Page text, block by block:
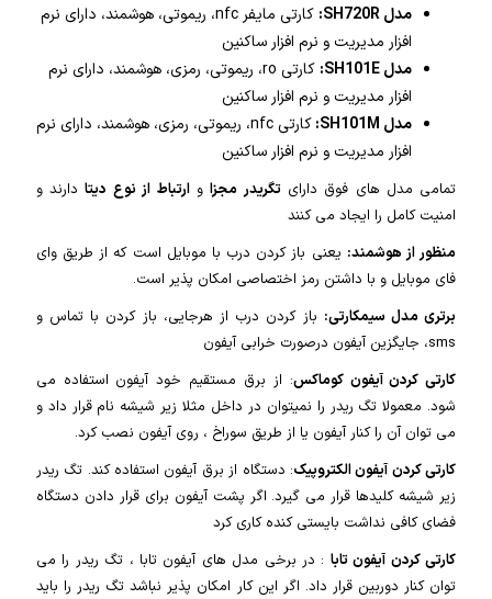
مدل SH720R:
کارتی مایفر nfc، ریموتی، هوشمند، دارای نرم
افزار مدیریت و نرم افزار ساکنین
مدل SH101E:
کارتی ro، ریموتی، رمزی، هوشمند، دارای نرم
افزار مدیریت و نرم افزار ساکنین
مدل SH101M:
کارتی nfc، ریموتی، رمزی، هوشمند، دارای نرم
افزار مدیریت و نرم افزار ساکنین
تمامی مدل های فوق دارایتگریدر مجزاوارتباط از نوع دیتادارند و
امنیت کامل را ایجاد می کنند
منظور از هوشمند: یعنی باز کردن درب با موبایل است که از طریق وای
فای موبایل و با داشتن رمز اختصاصی امکان پذیر است.
برتری مدل سیمکارتی: باز کردن درب از هرجایی، باز کردن با تماس و
sms، جایگزین آیفون درصورت خرابی آیفون
کارتی کردن آیفون کوماکس: از برق مستقیم خود آیفون استفاده می
شود. معمولا تگ ریدر را نمیتوان در داخل مثلا زیر شیشه نام قرار داد و
می توان آن را کنار آیفون یا از طریق سوراخ ، روی آیفون نصب کرد.
کارتی کردن آیفون الکتروپیک: دستگاه از برق آیفون استفاده کند. تگ ریدر
زیر شیشه کلیدها قرار می گیرد. اگر پشت آیفون برای قرار دادن دستگاه
فضای کافی نداشت بایستی کنده کاری کرد
کارتی کردن آیفون تابا : در برخی مدل های آیفون تابا ، تگ ریدر را می
توان کنار دوربین قرار داد. اگر این کار امکان پذیر نباشد تگ ریدر را باید